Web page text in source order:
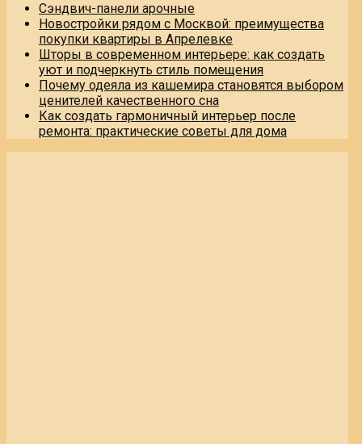
Сэндвич-панели арочные
Новостройки рядом с Москвой: преимущества
покупки квартиры в Апрелевке
Шторы в современном интерьере: как создать
уют и подчеркнуть стиль помещения
Почему одеяла из кашемира становятся выбором
ценителей качественного сна
Как создать гармоничный интерьер после
ремонта: практические советы для дома